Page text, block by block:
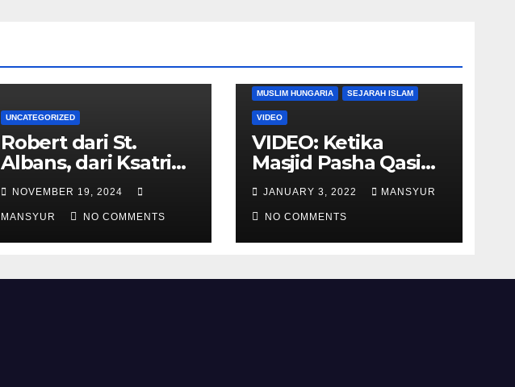
UNCATEGORIZED
Robert dari St.
Albans, dari Ksatria
Templar Menjadi
Komandan Pasukan
Shalahuddin
Merebut Kembali
NOVEMBER 19, 2024
MANSYUR NO COMMENTS
DUNIA BARAT DUNIA ISLAM
MUSLIM HUNGARIA SEJARAH ISLAM
VIDEO
VIDEO: Ketika
Masjid Pasha Qasim
Diubah Menjadi
Gereja Katolik di
Pecs, Hungaria
JANUARY 3, 2022 MANSYUR
NO COMMENTS